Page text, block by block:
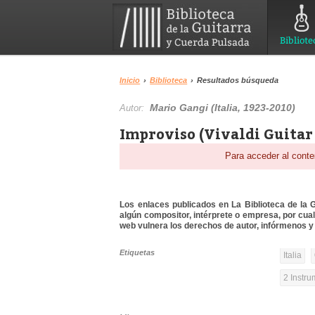
Inicio › Biblioteca › Resultados búsqueda
Autor:Mario Gangi (Italia, 1923-2010)
Improviso (Vivaldi Guitar
Para acceder al
Los enlaces publicados en La Biblioteca de la
algún compositor, intérprete o empresa, por
web vulnera los derechos de autor, infórmenos
Etiquetas Italia
2